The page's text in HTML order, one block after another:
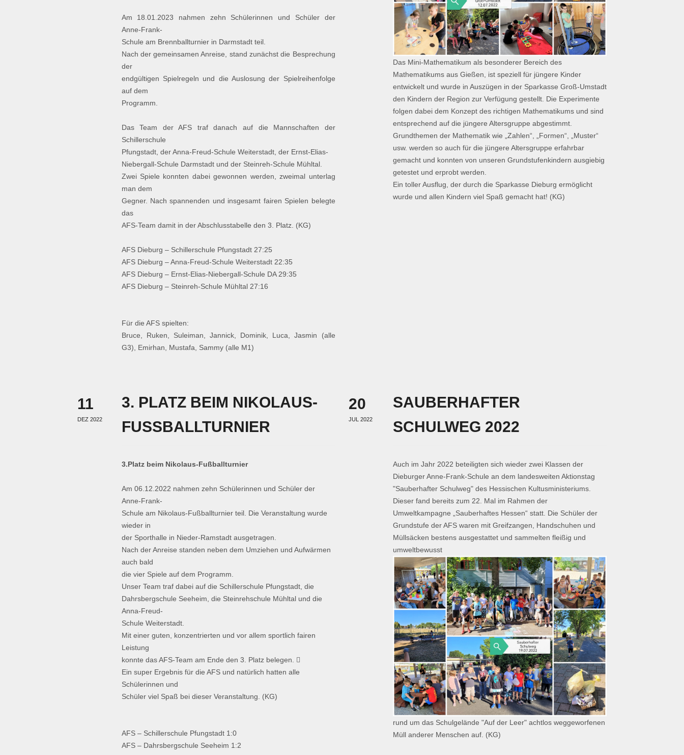
Am 18.01.2023 nahmen zehn Schülerinnen und Schüler der
Anne-Frank-
Schule am Brennballturnier in Darmstadt teil.
Nach der gemeinsamen Anreise, stand zunächst die Besprechung
der
endgültigen Spielregeln und die Auslosung der Spielreihenfolge
auf dem
Programm.
Das Team der AFS traf danach auf die Mannschaften der
Schillerschule
Pfungstadt, der Anna-Freud-Schule Weiterstadt, der Ernst-Elias-
Niebergall-Schule Darmstadt und der Steinreh-Schule Mühltal.
Zwei Spiele konnten dabei gewonnen werden, zweimal unterlag
man dem
Gegner. Nach spannenden und insgesamt fairen Spielen belegte
das
AFS-Team damit in der Abschlusstabelle den 3. Platz. (KG)
AFS Dieburg – Schillerschule Pfungstadt 27:25
AFS Dieburg – Anna-Freud-Schule Weiterstadt 22:35
AFS Dieburg – Ernst-Elias-Niebergall-Schule DA 29:35
AFS Dieburg – Steinreh-Schule Mühltal 27:16
Für die AFS spielten:
Bruce, Ruken, Suleiman, Jannick, Dominik, Luca, Jasmin (alle
G3), Emirhan, Mustafa, Sammy (alle M1)
Das Mini-Mathematikum als besonderer Bereich des
Mathematikums aus Gießen, ist speziell für jüngere Kinder
entwickelt und wurde in Auszügen in der Sparkasse Groß-Umstadt
den Kindern der Region zur Verfügung gestellt. Die Experimente
folgen dabei dem Konzept des richtigen Mathematikums und sind
entsprechend auf die jüngere Altersgruppe abgestimmt.
Grundthemen der Mathematik wie „Zahlen“, „Formen“, „Muster“
usw. werden so auch für die jüngere Altersgruppe erfahrbar
gemacht und konnten von unseren Grundstufenkindern ausgiebig
getestet und erprobt werden.
Ein toller Ausflug, der durch die Sparkasse Dieburg ermöglicht
wurde und allen Kindern viel Spaß gemacht hat! (KG)
11
DEZ 2022
3. PLATZ BEIM NIKOLAUS-
FUSSBALLTURNIER
3.Platz beim Nikolaus-Fußballturnier
Am 06.12.2022 nahmen zehn Schülerinnen und Schüler der
Anne-Frank-
Schule am Nikolaus-Fußballturnier teil. Die Veranstaltung wurde
wieder in
der Sporthalle in Nieder-Ramstadt ausgetragen.
Nach der Anreise standen neben dem Umziehen und Aufwärmen
auch bald
die vier Spiele auf dem Programm.
Unser Team traf dabei auf die Schillerschule Pfungstadt, die
Dahrsbergschule Seeheim, die Steinrehschule Mühltal und die
Anna-Freud-
Schule Weiterstadt.
Mit einer guten, konzentrierten und vor allem sportlich fairen
Leistung
konnte das AFS-Team am Ende den 3. Platz belegen. 
Ein super Ergebnis für die AFS und natürlich hatten alle
Schülerinnen und
Schüler viel Spaß bei dieser Veranstaltung. (KG)
AFS – Schillerschule Pfungstadt 1:0
AFS – Dahrsbergschule Seeheim 1:2
20
JUL 2022
SAUBERHAFTER
SCHULWEG 2022
Auch im Jahr 2022 beteiligten sich wieder zwei Klassen der
Dieburger Anne-Frank-Schule an dem landesweiten Aktionstag
"Sauberhafter Schulweg" des Hessischen Kultusministeriums.
Dieser fand bereits zum 22. Mal im Rahmen der
Umweltkampagne „Sauberhaftes Hessen“ statt. Die Schüler der
Grundstufe der AFS waren mit Greifzangen, Handschuhen und
Müllsäcken bestens ausgestattet und sammelten fleißig und
umweltbewusst
rund um das Schulgelände "Auf der Leer" achtlos weggeworfenen
Müll anderer Menschen auf. (KG)